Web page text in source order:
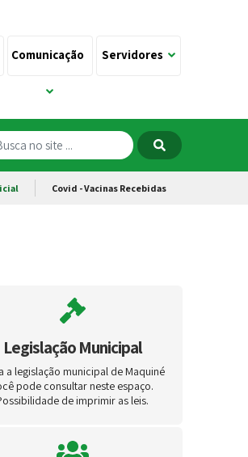
Comunicação Servidores
Covid - Vacinas Recebidas
Legislação Municipal
a legislação municipal de Maquiné
pode consultar neste espaço.
de imprimir as leis.